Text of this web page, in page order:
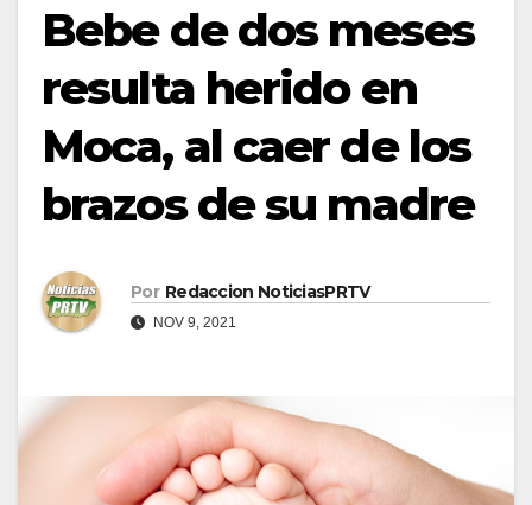
Bebe de dos meses
resulta herido en
Moca, al caer de los
brazos de su madre
Por Redaccion NoticiasPRTV
NOV 9, 2021